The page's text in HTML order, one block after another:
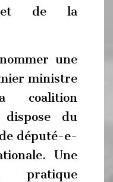
et de la
une
ministre
coalition
du
député-e-
Une